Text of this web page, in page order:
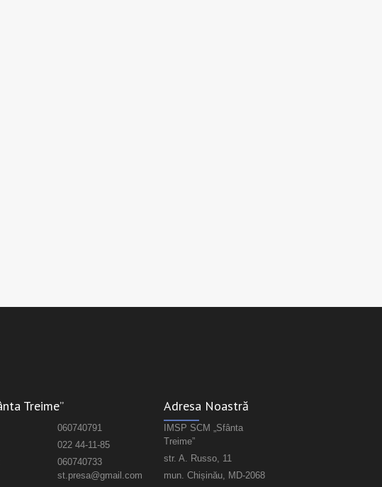
Treime”
060740791
022 44-11-85
060740733
st.presa@gmail.com
Adresa Noastră
IMSP SCM „Sfânta
Treime”
str. A. Russo, 11
mun. Chișinău, MD-2068